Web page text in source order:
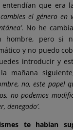
que era
el género en
. No he
hombre, pero si
y no puedo
introducir y
mañana
no, este papel
no podemos
denegado’.
te habían